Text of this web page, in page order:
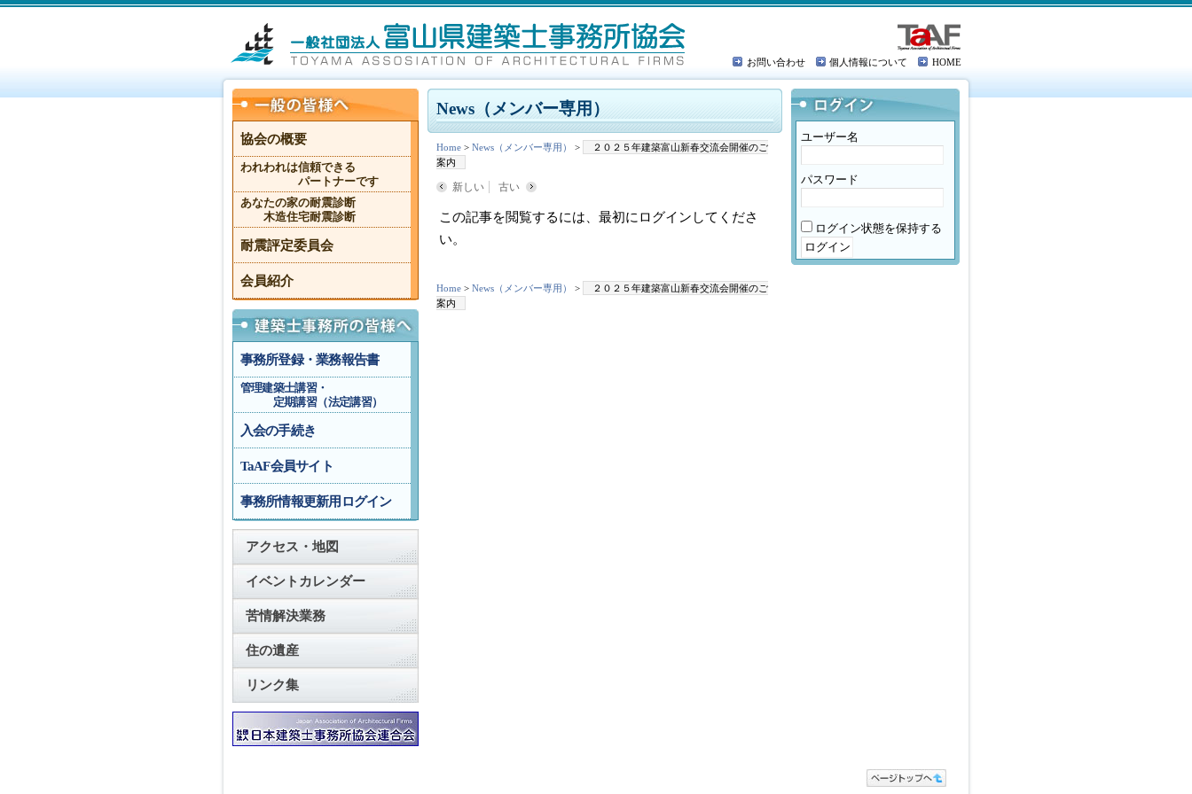
お問い合わせ 個人情報について HOME
News（メンバー専用）
Home > News（メンバー専用） >
２０２５年建築富山新春交流会開催のご
案内
新しい 古い
この記事を閲覧するには、最初にログインしてくださ
い。
Home > News（メンバー専用） >
２０２５年建築富山新春交流会開催のご
案内
協会の概要
われわれは信頼できる
パートナーです
あなたの家の耐震診断
木造住宅耐震診断
耐震評定委員会
会員紹介
事務所登録・業務報告書
管理建築士講習・
定期講習（法定講習）
入会の手続き
TaAF会員サイト
事務所情報更新用ログイン
アクセス・地図
イベントカレンダー
苦情解決業務
住の遺産
リンク集
ユーザー名
パスワード
ログイン状態を保持する